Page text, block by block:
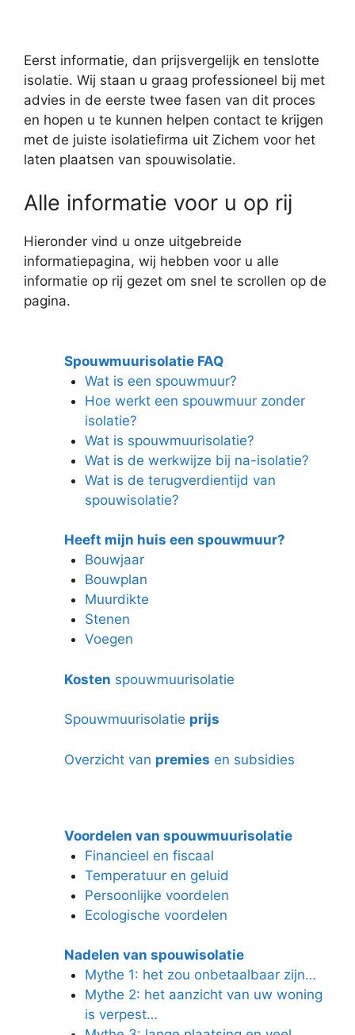
Eerst informatie, dan prijsvergelijk en tenslotte
isolatie. Wij staan u graag professioneel bij met
advies in de eerste twee fasen van dit proces
en hopen u te kunnen helpen contact te krijgen
met de juiste isolatiefirma uit Zichem voor het
laten plaatsen van spouwisolatie.
Alle informatie voor u op rij
Hieronder vind u onze uitgebreide
informatiepagina, wij hebben voor u alle
informatie op rij gezet om snel te scrollen op de
pagina.
Spouwmuurisolatie FAQ
Wat is een spouwmuur?
Hoe werkt een spouwmuur zonder
isolatie?
Wat is spouwmuurisolatie?
Wat is de werkwijze bij na-isolatie?
Wat is de terugverdientijd van
spouwisolatie?
Heeft mijn huis een spouwmuur?
Bouwjaar
Bouwplan
Muurdikte
Stenen
Voegen
Kosten spouwmuurisolatie
Spouwmuurisolatie prijs
Overzicht van premies en subsidies
Voordelen van spouwmuurisolatie
Financieel en fiscaal
Temperatuur en geluid
Persoonlijke voordelen
Ecologische voordelen
Nadelen van spouwisolatie
Mythe 1: het zou onbetaalbaar zijn…
Mythe 2: het aanzicht van uw woning
is verpest…